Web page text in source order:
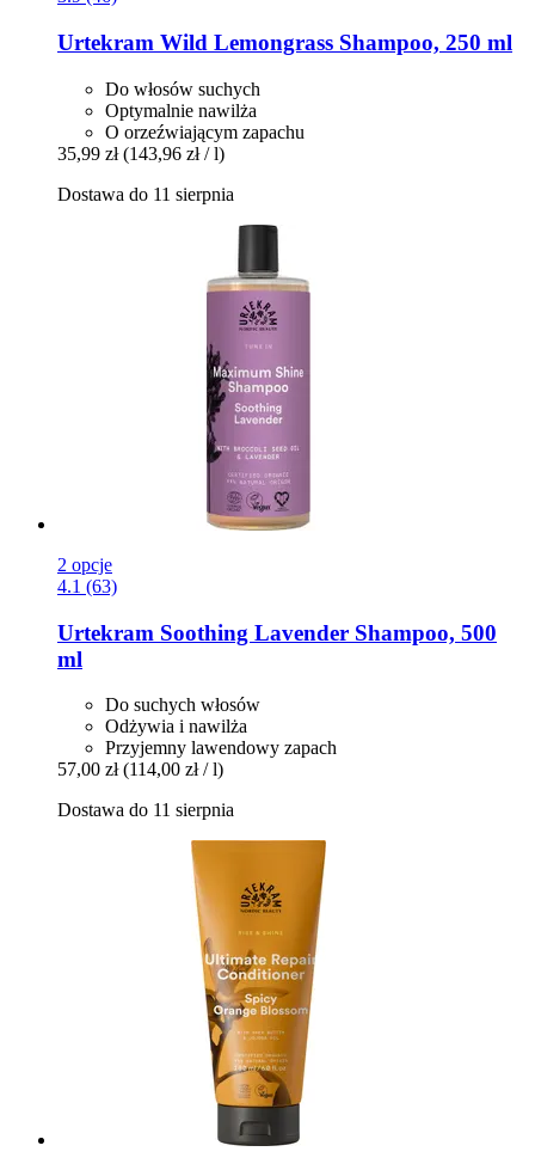
Urtekram Wild Lemongrass Shampoo, 250 ml
Do włosów suchych
Optymalnie nawilża
O orzeźwiającym zapachu
35,99 zł (143,96 zł / l)
Dostawa do 11 sierpnia
2 opcje
4.1 (63)
Urtekram Soothing Lavender Shampoo, 500
ml
Do suchych włosów
Odżywia i nawilża
Przyjemny lawendowy zapach
57,00 zł (114,00 zł / l)
Dostawa do 11 sierpnia